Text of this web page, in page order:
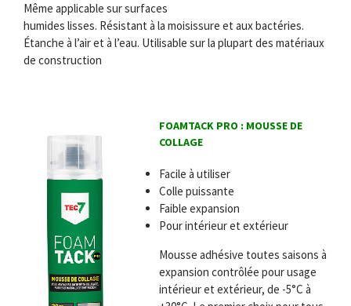
Même applicable sur surfaces
humides lisses. Résistant à la moisissure et aux bactéries.
Étanche à l’air et à l’eau. Utilisable sur la plupart des matériaux
de construction
FOAMTACK PRO : MOUSSE DE
COLLAGE
Facile à utiliser
Colle puissante
Faible expansion
Pour intérieur et extérieur
Mousse adhésive toutes saisons à
expansion contrôlée pour usage
intérieur et extérieur, de -5°C à